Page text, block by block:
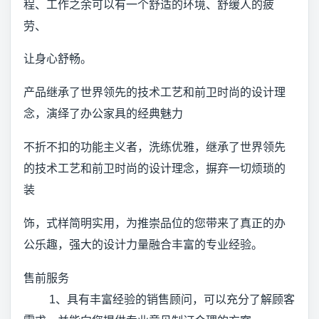
程、工作之余可以有一个舒适的环境、舒缓人的疲
劳、
让身心舒畅。
产品继承了世界领先的技术工艺和前卫时尚的设计理
念，演绎了办公家具的经典魅力
不折不扣的功能主义者，洗练优雅，继承了世界领先
的技术工艺和前卫时尚的设计理念，摒弃一切烦琐的
装
饰，式样简明实用，为推崇品位的您带来了真正的办
公乐趣，强大的设计力量融合丰富的专业经验。
售前服务
1、具有丰富经验的销售顾问，可以充分了解顾客